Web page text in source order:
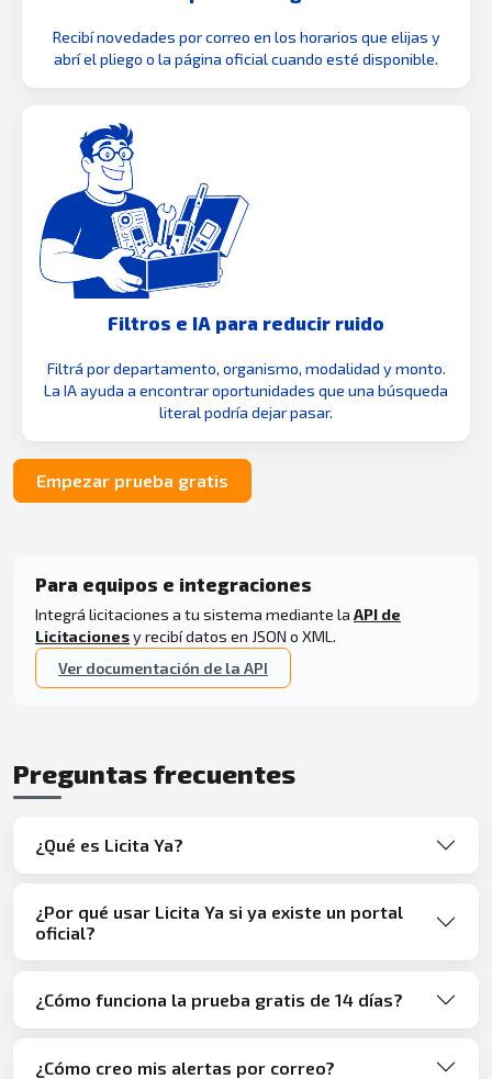
Recibí novedades por correo en los horarios que elijas y
abrí el pliego o la página oficial cuando esté disponible.
Filtros e IA para reducir ruido
Filtrá por departamento, organismo, modalidad y monto.
La IA ayuda a encontrar oportunidades que una búsqueda
literal podría dejar pasar.
Empezar prueba gratis
Para equipos e integraciones
Integrá licitaciones a tu sistema mediante la API de
Licitacionesy recibí datos en JSON o XML.
Ver documentación de la API
Preguntas frecuentes
¿Qué es Licita Ya?
¿Por qué usar Licita Ya si ya existe un portal
oficial?
¿Cómo funciona la prueba gratis de 14 días?
¿Cómo creo mis alertas por correo?